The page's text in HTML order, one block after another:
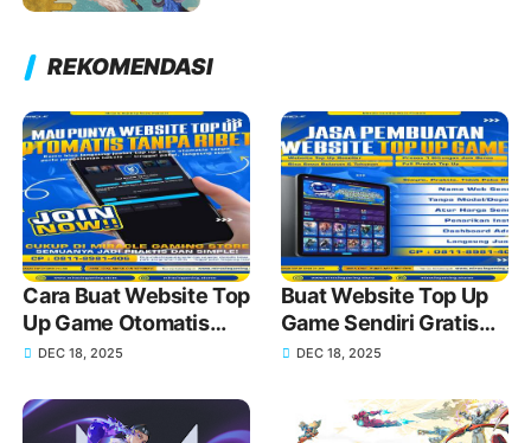
REKOMENDASI
Cara Buat Website Top
Up Game Otomatis
Sendiri!
DEC 18, 2025
Buat Website Top Up
Game Sendiri Gratis
Domain dan Harga
DEC 18, 2025